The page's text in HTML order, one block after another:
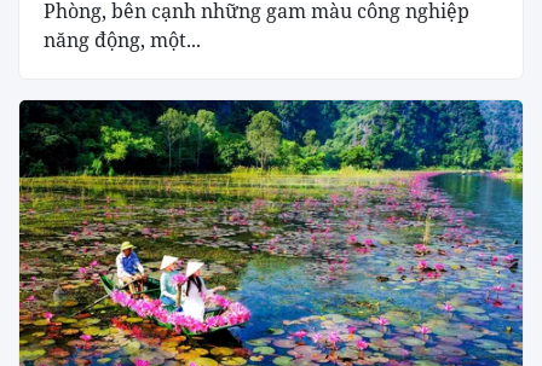
Phòng, bên cạnh những gam màu công nghiệp
năng động, một...